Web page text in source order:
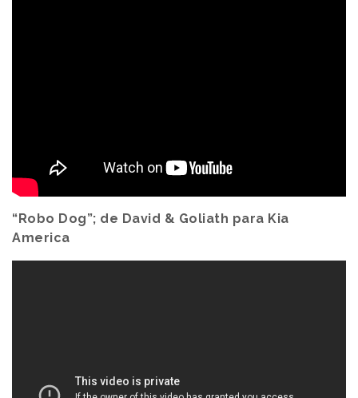
“Robo Dog”; de David & Goliath para Kia
America